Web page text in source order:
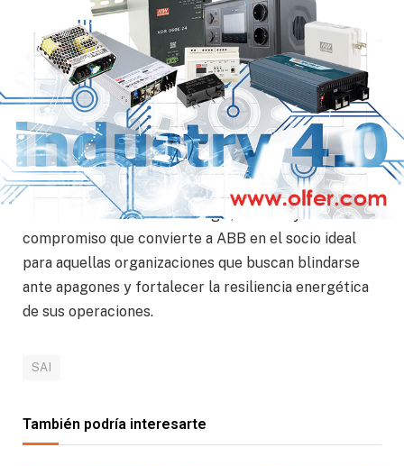
activa 24/7 y un equipo de ingenieros altamente
capacitados, ABB garantiza el funcionamiento fiable
de sus SAI durante toda su vida útil.
A su vez, la empresa ofrece mantenimiento
preventivo proactivo y respuesta inmediata ante
cualquier eventualidad, minimizando riesgos y
asegurando el rendimiento óptimo de los equipos.
Una combinación de tecnología, servicio y
compromiso que convierte a ABB en el socio ideal
para aquellas organizaciones que buscan blindarse
ante apagones y fortalecer la resiliencia energética
de sus operaciones.
SAI
También podría interesarte